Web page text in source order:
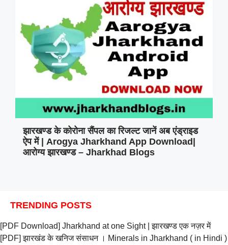
झारखण्ड के कोरोना सैंपल का रिजल्ट जानें अब एंड्राइड
ऐप में | Arogya Jharkhand App Download|
आरोग्य झारखण्ड – Jharkhad Blogs
TRENDING POSTS
[PDF Download] Jharkhand at one Sight | झारखण्ड एक नज़र में
[PDF] झारखंड के खनिज संसाधन । Minerals in Jharkhand ( in Hindi )